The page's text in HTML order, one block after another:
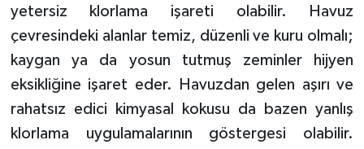
yetersiz klorlama işareti olabilir. Havuz
çevresindeki alanlar temiz, düzenli ve kuru olmalı;
kaygan ya da yosun tutmuş zeminler hijyen
eksikliğine işaret eder. Havuzdan gelen aşırı ve
rahatsız edici kimyasal kokusu da bazen yanlış
klorlama uygulamalarının göstergesi olabilir.